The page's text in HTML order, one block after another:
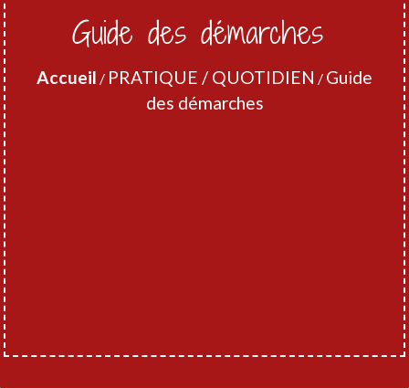
Guide des démarches
Accueil / PRATIQUE / QUOTIDIEN / Guide
des démarches